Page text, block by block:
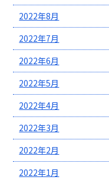
2022年8月
2022年7月
2022年6月
2022年5月
2022年4月
2022年3月
2022年2月
2022年1月